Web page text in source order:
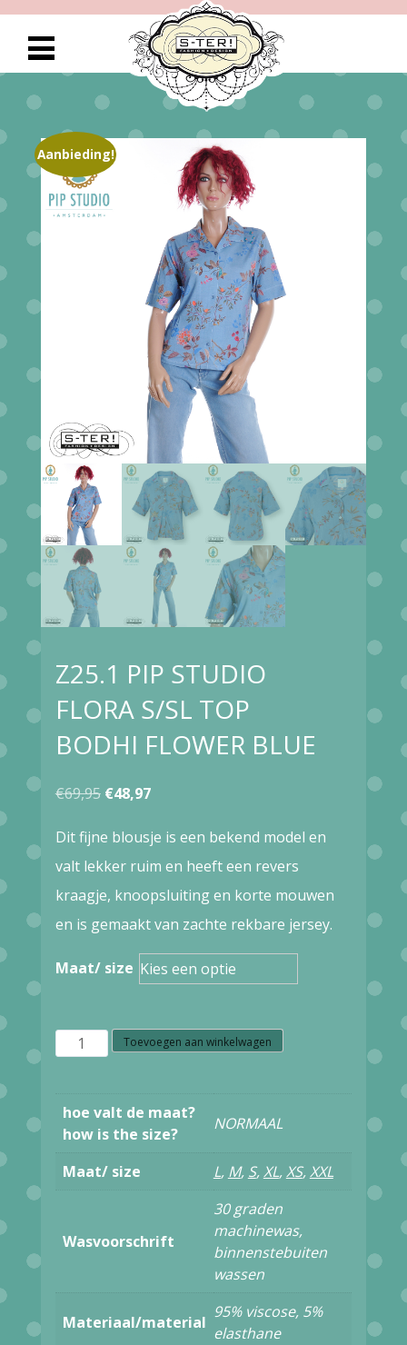
Aanbieding!
Z25.1 PIP STUDIO
FLORA S/SL TOP
BODHI FLOWER BLUE
€69,95 Oorspronkelijke
€48,97Huidige
is:
Dit fijne blousje is een bekend model en
valt lekker ruim en heeft een revers
kraagje, knoopsluiting en korte mouwen
en is gemaakt van zachte rekbare jersey.
Maat/ size
Z25.1
FLORA
FLOWER
Toevoegen aan winkelwagen
hoe valt de maat?
how is the size?
NORMAAL
Maat/ size L, M, S,XL,XS,XXL
Wasvoorschrift
30 graden
machinewas,
binnenstebuiten
wassen
Materiaal/material
95% viscose, 5%
elasthane